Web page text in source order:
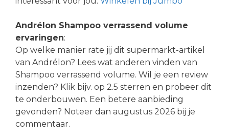
Andrélon Shampoo verrassend volume
ervaringen:
Op welke manier rate jij dit supermarkt-artikel
van Andrélon? Lees wat anderen vinden van
Shampoo verrassend volume. Wil je een review
inzenden? Klik bijv. op 2.5 sterren en probeer dit
te onderbouwen. Een betere aanbieding
gevonden? Noteer dan augustus 2026 bij je
commentaar.